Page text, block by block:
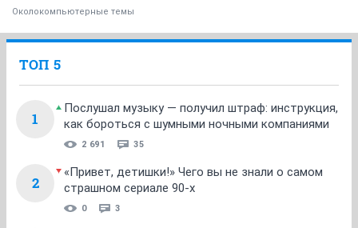
Околокомпьютерные темы
ТОП 5
1
Послушал музыку — получил штраф: инструкция,
как бороться с шумными ночными компаниями
2 691 35
2
«Привет, детишки!» Чего вы не знали о самом
страшном сериале 90-х
0 3